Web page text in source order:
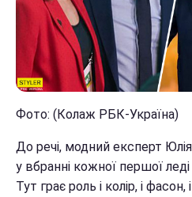
Фото: (Колаж РБК-Україна)
До речі, модний експерт
у вбранні кожної першої
Тут грає роль і колір, і фасон,